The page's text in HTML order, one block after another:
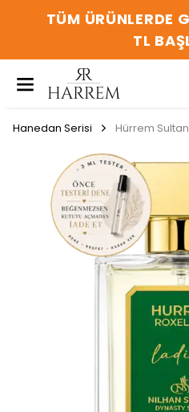
TÜM ÜRÜNLERDE
TL
Hanedan Serisi Hürrem